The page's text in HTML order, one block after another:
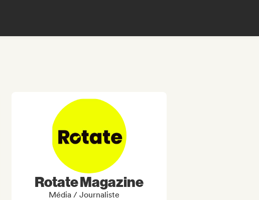
Rotate Magazine
Média / Journaliste